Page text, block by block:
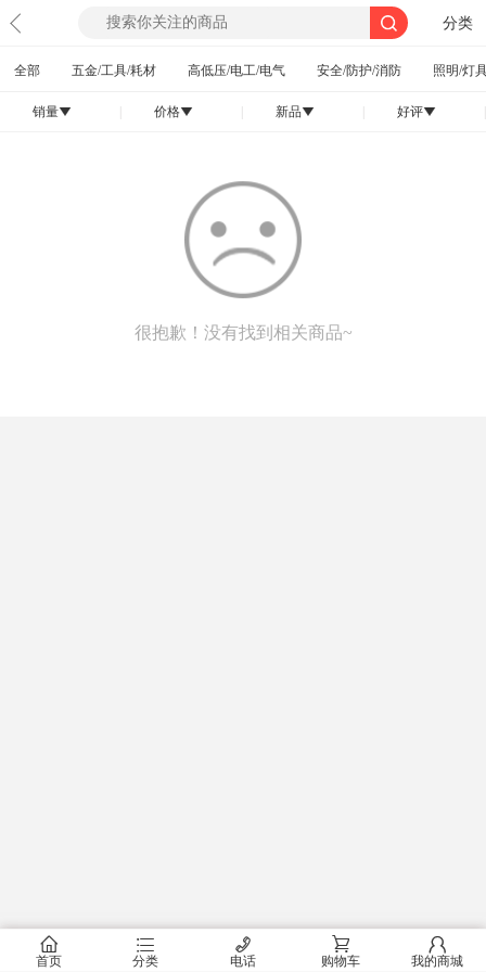
分类
全部 五金/工具/耗材 高低压/电工/电气 安全/防护/消防 照明/灯
销量󰄢 价格󰄢 新品󰄢 好评󰄢
很抱歉！没有找到相关商品~
󰂠
首页
󰂦
分类
󰄫
电话
󰂟
购物车
󰂢
我的商城